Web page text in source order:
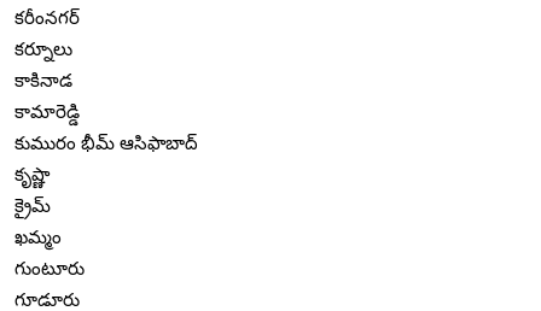
కరీంనగర్
కర్నూలు
కాకినాడ
కామారెడ్డి
కుమురం భీమ్ ఆసిఫాబాద్
కృష్ణా
క్రైమ్
ఖమ్మం
గుంటూరు
గూడూరు